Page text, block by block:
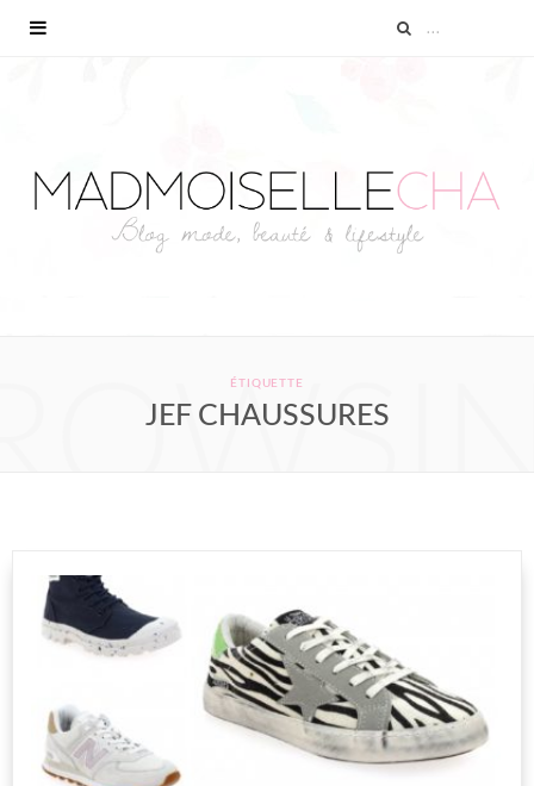
ÉTIQUETTE
JEF CHAUSSURES